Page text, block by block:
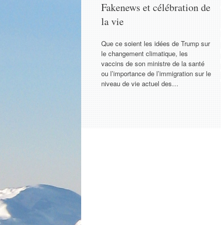
Fakenews et célébration de
la vie
Que ce soient les idées de Trump sur
le changement climatique, les
vaccins de son ministre de la santé
ou l’importance de l’immigration sur le
niveau de vie actuel des…